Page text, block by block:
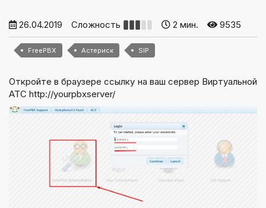
26.04.2019 Сложность 2 мин. 9535
FreePBX Астериск SIP
Откройте в браузере ссылку на ваш сервер Виртуальной
АТС http://yourpbxserver/